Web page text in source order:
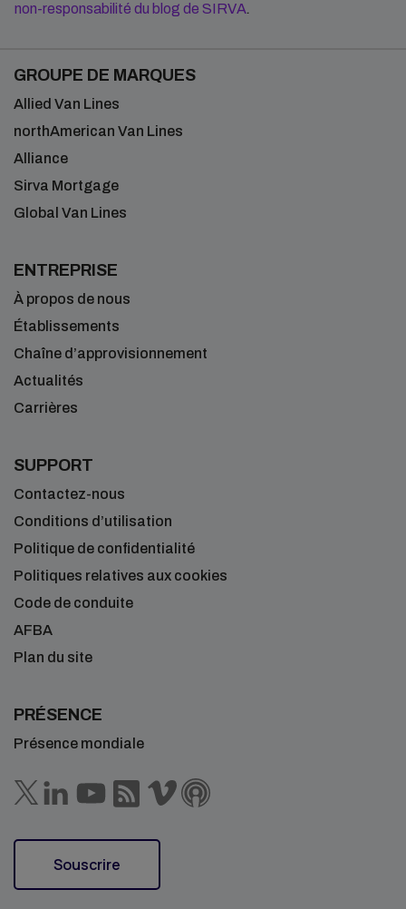
non-responsabilité du blog de SIRVA.
GROUPE DE MARQUES
Allied Van Lines
northAmerican Van Lines
Alliance
Sirva Mortgage
Global Van Lines
ENTREPRISE
À propos de nous
Établissements
Chaîne d’approvisionnement
Actualités
Carrières
SUPPORT
Contactez-nous
Conditions d’utilisation
Politique de confidentialité
Politiques relatives aux cookies
Code de conduite
AFBA
Plan du site
PRÉSENCE
Présence mondiale
Souscrire